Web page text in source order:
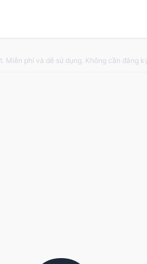
Miễn phí và dễ sử dụng. Không cần đăng